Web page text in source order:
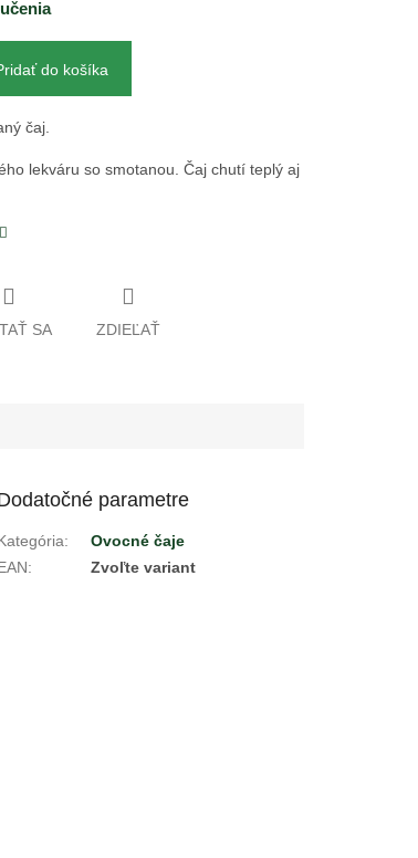
do košíka
čaj.
lekváru so smotanou. Čaj chutí teplý aj
SA ZDIEĽAŤ
parametre
:
Ovocné čaje
: Zvoľte variant